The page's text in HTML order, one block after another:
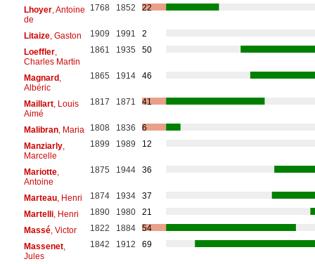
Lhoyer, Antoine
de
1768 1852 22
Litaize, Gaston 1909 1991
2
Loeffler,
Charles Martin
1861 1935 50
Magnard,
Albéric
1865 1914 46
Maillart, Louis
Aimé
1817 1871 41
Malibran, Maria 1808 1836
6
Manziarly,
Marcelle
1899 1989 12
Mariotte,
Antoine
1875 1944 36
Marteau, Henri 1874 1934
37
Martelli, Henri 1890 1980
21
Massé, Victor 1822 1884
54
Massenet,
Jules
1842 1912 69